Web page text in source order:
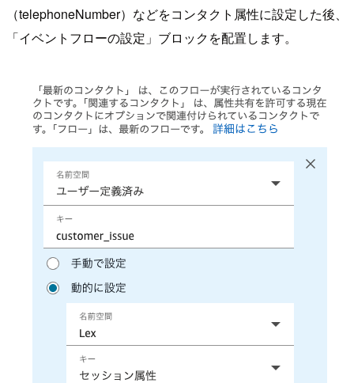
（telephoneNumber）などをコンタクト属性に設定した後、
「イベントフローの設定」ブロックを配置します。